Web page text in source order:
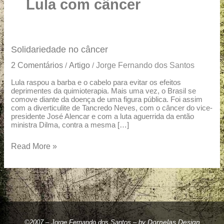
Lula com câncer
Solidariedade no câncer
2 Comentários /Artigo /Jorge Fernando dos Santos
Lula raspou a barba e o cabelo para evitar os efeitos
deprimentes da quimioterapia. Mais uma vez, o Brasil se
comove diante da doença de uma figura pública. Foi assim
com a diverticulite de Tancredo Neves, com o câncer do vice-
presidente José Alencar e com a luta aguerrida da então
ministra Dilma, contra a mesma […]
Solidariedade
câncer
Read More »
©2007 – Jorge Fernando dos Santos – byDornelas Design